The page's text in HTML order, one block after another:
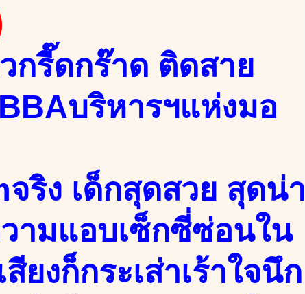
กรี๊ดกร๊าด ติดสาย
บริหารฯแห่งมอ
ริง เด็กสุดสวย สุดน่า
ามแอบเซ็กซี่ซ่อนใน
ยงก็กระเส่าเร้าใจนึก